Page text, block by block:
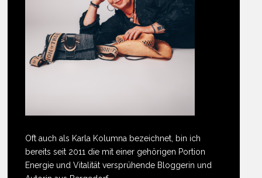
Oft auch als Karla Kolumna bezeichnet, bin ich
bereits seit 2011 die mit einer gehörigen Portion
Energie und Vitalität versprühende Bloggerin und